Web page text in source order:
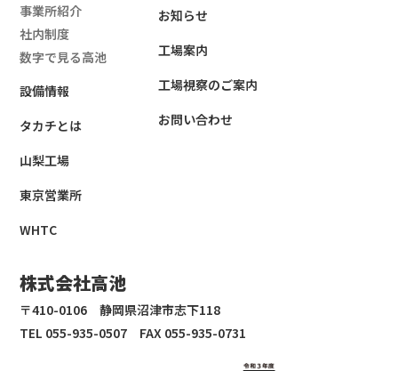
株式会社高池
〒410-0106 静岡県沼津市志下118
TEL 055-935-0507 FAX 055-935-0731
事業所紹介
社内制度
数字で見る高池
設備情報
タカチとは
お知らせ
工場案内
工場視察のご案内
お問い合わせ
山梨工場
東京営業所
WHTC